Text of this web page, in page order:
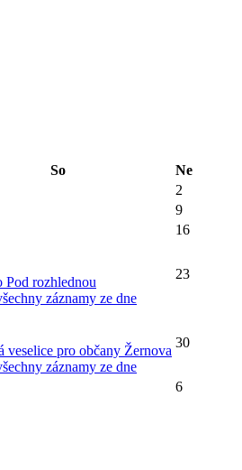
So
Ne
2
9
16
Pod rozhlednou
záznamy ze dne
23
veselice pro občany Žernova
záznamy ze dne
30
6